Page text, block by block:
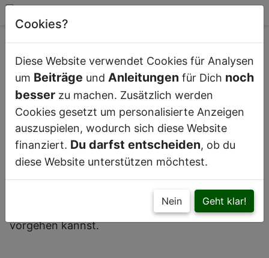
Cookies?
Diese Website verwendet Cookies für Analysen
um Beiträge und Anleitungen für Dich noch
besser zu machen. Zusätzlich werden
Cookies gesetzt um personalisierte Anzeigen
auszuspielen, wodurch sich diese Website
finanziert. Du darfst entscheiden, ob du
diese Website unterstützen möchtest.
Nein Geht klar!
Ein leicht schiefer Wuchs ist bei vielen Kakteen
normal
Dein Kaktus wächst schief?
Erfahre in diesem Beitrag, was mögliche
Ursachen hierfür sind und wie du dagegen
vorgehen kannst.